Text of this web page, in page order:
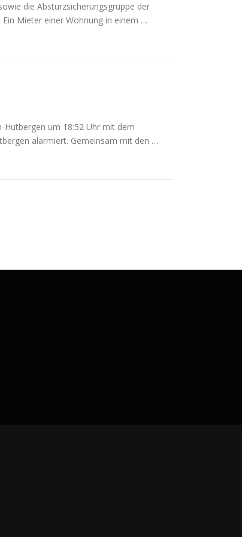
die Absturzsicherungsgruppe der
Mieter einer Wohnung in einem …
um 18:52 Uhr mit dem
alarmiert. Gemeinsam mit den …